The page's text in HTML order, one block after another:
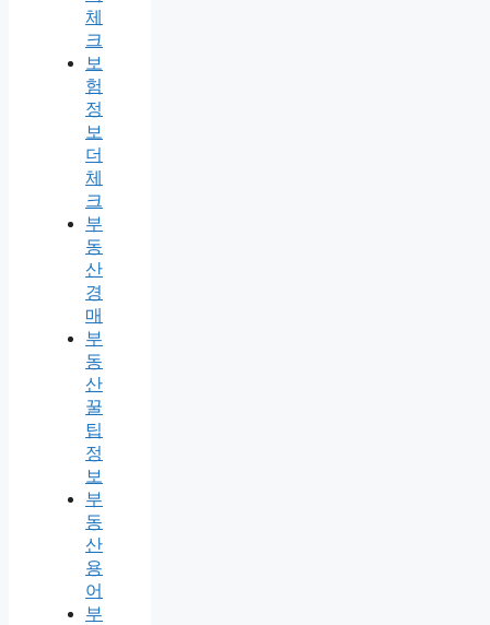
체
크
보
험
정
보
더
체
크
부
동
산
경
매
부
동
산
꿀
팁
정
보
부
동
산
용
어
부